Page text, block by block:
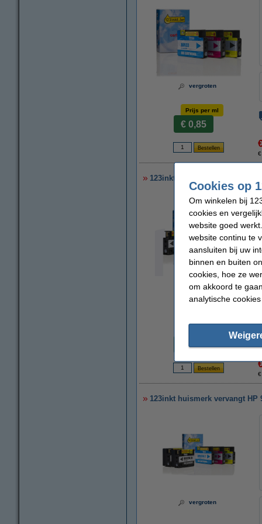
vergroten
Prijs per ml
€ 0,85
123inkt huismerk vervangt HP
€ 0,68
123inkt huismerk vervangt HP
vergroten
Cookies op
Om winkelen bij
cookies en
website goed
website continu te
aansluiten bij uw
binnen en buiten
cookies, hoe ze
om akkoord te
analytische